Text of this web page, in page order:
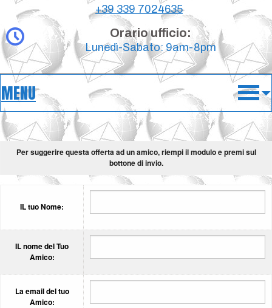
+39 339 7024635
Orario ufficio:
Lunedì-Sabato: 9am-8pm
MENU
Per suggerire questa offerta ad un amico, riempi il modulo e premi sul
bottone di invio.
IL tuo Nome:
IL nome del Tuo
Amico:
La email del tuo
Amico: